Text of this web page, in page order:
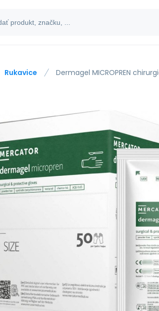
Rukavice Dermagel MICROPREN